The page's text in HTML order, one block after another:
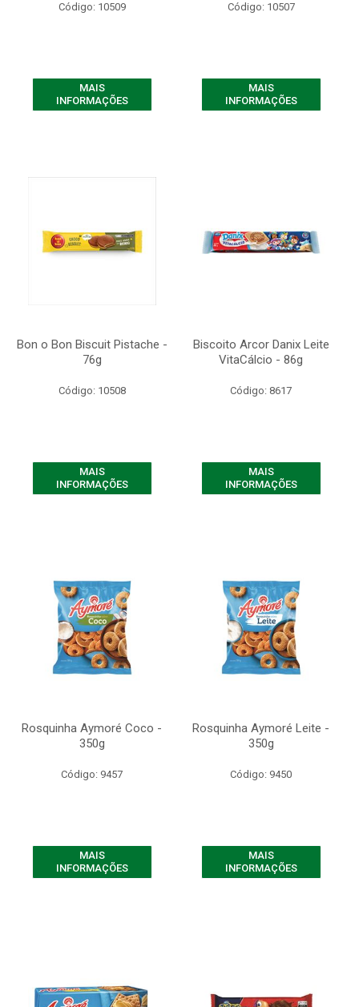
Código: 10509
MAIS
INFORMAÇÕES
Código: 10507
MAIS
INFORMAÇÕES
Bon o Bon Biscuit Pistache -
76g
Código: 10508
MAIS
INFORMAÇÕES
Biscoito Arcor Danix Leite
VitaCálcio - 86g
Código: 8617
MAIS
INFORMAÇÕES
Rosquinha Aymoré Coco -
350g
Código: 9457
MAIS
INFORMAÇÕES
Rosquinha Aymoré Leite -
350g
Código: 9450
MAIS
INFORMAÇÕES